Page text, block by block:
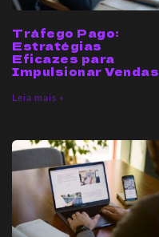
Tráfego Pago:
Estratégias
Eficazes para
Impulsionar Vendas
Leia mais »